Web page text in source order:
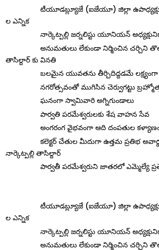
టీయూడబ్ల్యూజే (ఐజేయూ) జిల్లా
ల ఎన్నిక
నార్కెట్పల్లి జర్నలిస్టు యూనియన్
అనుమతులు లేకుండా నిర్మించిన చర్చిని
తాసిల్దార్ కు వినతి
బలమైన యువతను తీర్చిదిద్దడమే లక్ష్యంగా
నగరోత్సవంతో ముగిసిన చెర్వుగట్టు
ఘనంగా స్వామివారి అగ్నిగుండాలు
పార్వతి పరమేశ్వరులకు శేష వాహన సేవ
అంగరంగ వైభవంగా ఆది దంపతుల
కలెక్టర్ చేతుల మీదుగా ఉత్తమ ప్రతిభ
నార్కెట్పల్లి తాసిల్దార్
పార్వతీ పరమేశ్వరుని జాతరలో ఎమ్మెల్యే
టీయూడబ్ల్యూజే (ఐజేయూ) జిల్లా
ల ఎన్నిక
నార్కెట్పల్లి జర్నలిస్టు యూనియన్
అనుమతులు లేకుండా నిర్మించిన చర్చిని